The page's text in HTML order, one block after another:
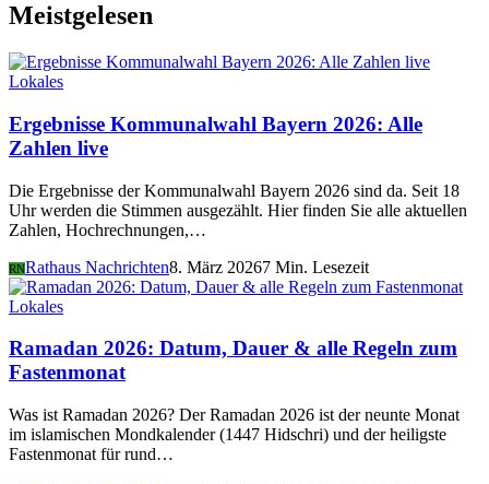
Meistgelesen
Lokales
Ergebnisse Kommunalwahl Bayern 2026: Alle
Zahlen live
Die Ergebnisse der Kommunalwahl Bayern 2026 sind da. Seit 18
Uhr werden die Stimmen ausgezählt. Hier finden Sie alle aktuellen
Zahlen, Hochrechnungen,…
RNRathaus Nachrichten8. März 20267 Min. Lesezeit
Lokales
Ramadan 2026: Datum, Dauer & alle Regeln zum
Fastenmonat
Was ist Ramadan 2026? Der Ramadan 2026 ist der neunte Monat
im islamischen Mondkalender (1447 Hidschri) und der heiligste
Fastenmonat für rund…